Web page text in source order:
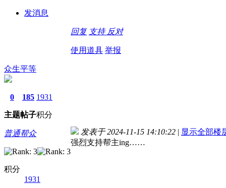
发消息
回复 支持 反对
使用道具 举报
众生平等
0
主题
185
帖子
1931
积分
普通帮众
积分
1931
发表于 2024-11-15 14:10:22 | 显示全部楼
强烈支持帮主ing……